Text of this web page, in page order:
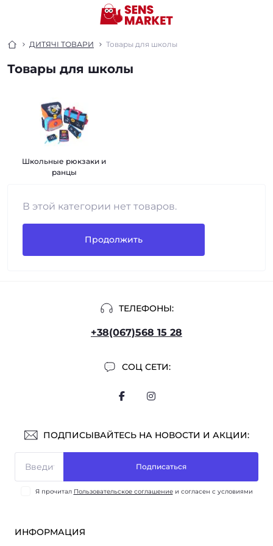
ДИТЯЧІ ТОВАРИ Товары для школы
Товары для школы
Школьные рюкзаки и
ранцы
В этой категории нет товаров.
Продолжить
ТЕЛЕФОНЫ:
+38(067)568 15 28
СОЦ СЕТИ:
ПОДПИСЫВАЙТЕСЬ НА НОВОСТИ И АКЦИИ:
Подписаться
Я прочитал Пользовательское соглашениеи согласен с условиями
ИНФОРМАЦИЯ